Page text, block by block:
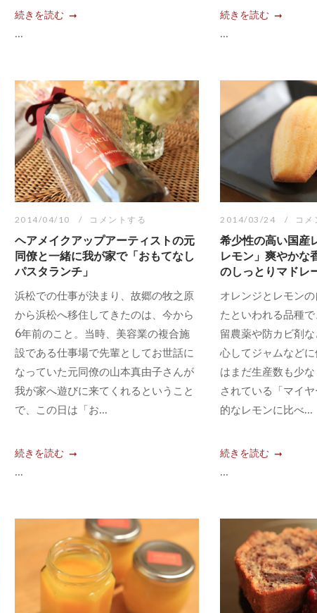
続きを読む
...
続きを読む
...
2014/04/10 コメントする
ヘアメイクアップアーティストの元
同僚と一緒に我が家で「おもてなし
パスタランチ」
浜松での仕事が決まり、故郷の牧之原
から浜松へ移住してきたのは、今から
6年前のこと。当時、美容業の複合施
設である仕事場で先輩としてお世話に
なっていた元同僚の山本真由子さんが
我が家へ遊びに来てくれるということ
で、この日は「お...
続きを読む
...
2014/03/24 コメ
希少性の高い国産
レモン」爽やかな
のしっとりマドレ
オレンジとレモン
たといわれる品種
留農薬や防カビ剤
心してジャムなど
はまだ生産数も少
されている「マイ
的なレモンに比べ...
続きを読む
...